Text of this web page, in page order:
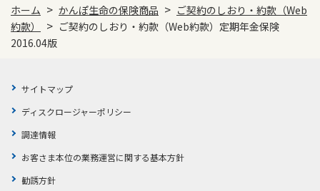
ホーム > かんぽ生命の保険商品 > ご契約のしおり・約款（Web
約款）
> ご契約のしおり・約款（Web約款）定期年金保険
2016.04版
サイトマップ
ディスクロージャーポリシー
調達情報
お客さま本位の業務運営に関する基本方針
勧誘方針